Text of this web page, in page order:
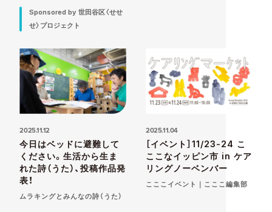
Sponsored by 世田谷区〈せせ
せ〉プロジェクト
2025.11.12
今日はベッドに避難して
ください。生活から生ま
れた詩（うた）、投稿作品発
表！
ムラキングとみんなの詩（うた）
2025.11.04
［イベント］11/23-24 こ
ここなイッピン市 in ケア
リングノーベンバー
こここイベント｜こここ編集部